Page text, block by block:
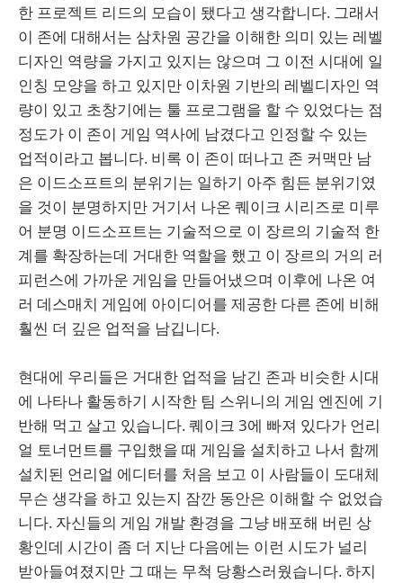
한 프로젝트 리드의 모습이 됐다고 생각합니다. 그래서
이 존에 대해서는 삼차원 공간을 이해한 의미 있는 레벨
디자인 역량을 가지고 있지는 않으며 그 이전 시대에 일
인칭 모양을 하고 있지만 이차원 기반의 레벨디자인 역
량이 있고 초창기에는 툴 프로그램을 할 수 있었다는 점
정도가 이 존이 게임 역사에 남겼다고 인정할 수 있는
업적이라고 봅니다. 비록 이 존이 떠나고 존 커맥만 남
은 이드소프트의 분위기는 일하기 아주 힘든 분위기였
을 것이 분명하지만 거기서 나온 퀘이크 시리즈로 미루
어 분명 이드소프트는 기술적으로 이 장르의 기술적 한
계를 확장하는데 거대한 역할을 했고 이 장르의 거의 러
피런스에 가까운 게임을 만들어냈으며 이후에 나온 여
러 데스매치 게임에 아이디어를 제공한 다른 존에 비해
훨씬 더 깊은 업적을 남깁니다.
현대에 우리들은 거대한 업적을 남긴 존과 비슷한 시대
에 나타나 활동하기 시작한 팀 스위니의 게임 엔진에 기
반해 먹고 살고 있습니다. 퀘이크 3에 빠져 있다가 언리
얼 토너먼트를 구입했을 때 게임을 설치하고 나서 함께
설치된 언리얼 에디터를 처음 보고 이 사람들이 도대체
무슨 생각을 하고 있는지 잠깐 동안은 이해할 수 없었습
니다. 자신들의 게임 개발 환경을 그냥 배포해 버린 상
황인데 시간이 좀 더 지난 다음에는 이런 시도가 널리
받아들여졌지만 그 때는 무척 당황스러웠습니다. 하지